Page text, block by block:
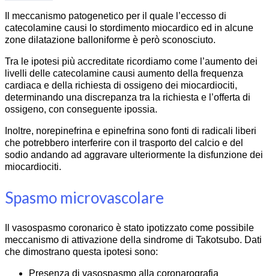
Il meccanismo patogenetico per il quale l’eccesso di
catecolamine causi lo stordimento miocardico ed in alcune
zone dilatazione balloniforme è però sconosciuto.
Tra le ipotesi più accreditate ricordiamo come l’aumento dei
livelli delle catecolamine causi aumento della frequenza
cardiaca e della richiesta di ossigeno dei miocardiociti,
determinando una discrepanza tra la richiesta e l’offerta di
ossigeno, con conseguente ipossia.
Inoltre, norepinefrina e epinefrina sono fonti di radicali liberi
che potrebbero interferire con il trasporto del calcio e del
sodio andando ad aggravare ulteriormente la disfunzione dei
miocardiociti.
Spasmo microvascolare
Il vasospasmo coronarico è stato ipotizzato come possibile
meccanismo di attivazione della sindrome di Takotsubo. Dati
che dimostrano questa ipotesi sono:
Presenza di vasospasmo alla coronarografia